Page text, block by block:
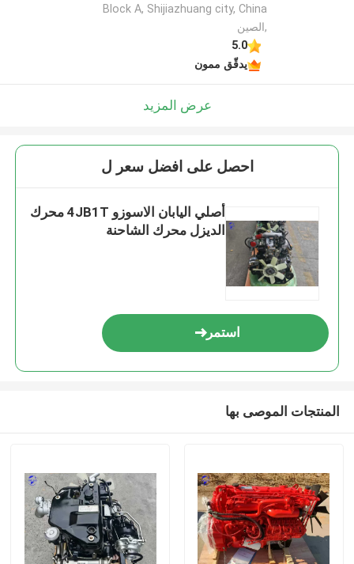
Block A, Shijiazhuang city, China
,الصين
5.0
يدقّق ممون
عرض المزيد
احصل على افضل سعر ل
أصلي اليابان الاسوزو 4JB1T محرك
الديزل محرك الشاحنة
استمر
المنتجات الموصى بها